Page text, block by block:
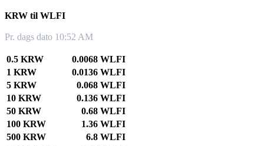
KRW til WLFI
Pr. dags dato 10:52 AM
0.5 KRW
0.0068 WLFI
1 KRW
0.0136 WLFI
5 KRW
0.068 WLFI
10 KRW
0.136 WLFI
50 KRW
0.68 WLFI
100 KRW
1.36 WLFI
500 KRW
6.8 WLFI